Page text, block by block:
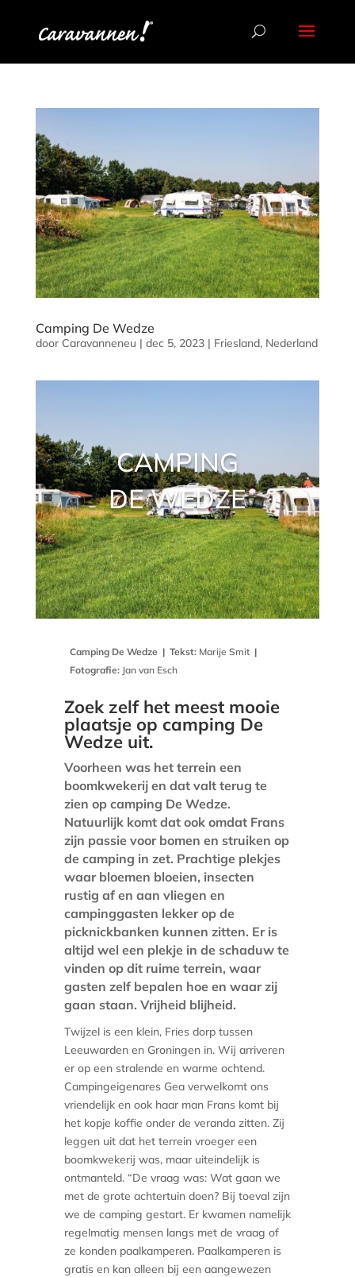
Camping De Wedze
door Caravanneneu | dec 5, 2023| Friesland, Nederland
CAMPING
DE WEDZE
Camping De Wedze | Tekst:Marije Smit|
Fotografie: Jan van Esch
Zoek zelf het meest mooie
plaatsje op camping De
Wedze uit.
Voorheen was het terrein een
boomkwekerij en dat valt terug te
zien op camping De Wedze.
Natuurlijk komt dat ook omdat Frans
zijn passie voor bomen en struiken op
de camping in zet. Prachtige plekjes
waar bloemen bloeien, insecten
rustig af en aan vliegen en
campinggasten lekker op de
picknickbanken kunnen zitten. Er is
altijd wel een plekje in de schaduw te
vinden op dit ruime terrein, waar
gasten zelf bepalen hoe en waar zij
gaan staan. Vrijheid blijheid.
Twijzel is een klein, Fries dorp tussen
Leeuwarden en Groningen in. Wij arriveren
er op een stralende en warme ochtend.
Campingeigenares Gea verwelkomt ons
vriendelijk en ook haar man Frans komt bij
het kopje koffie onder de veranda zitten. Zij
leggen uit dat het terrein vroeger een
boomkwekerij was, maar uiteindelijk is
ontmanteld. “De vraag was: Wat gaan we
met de grote achtertuin doen? Bij toeval zijn
we de camping gestart. Er kwamen namelijk
regelmatig mensen langs met de vraag of
ze konden paalkamperen. Paalkamperen is
gratis en kan alleen bij een aangewezen